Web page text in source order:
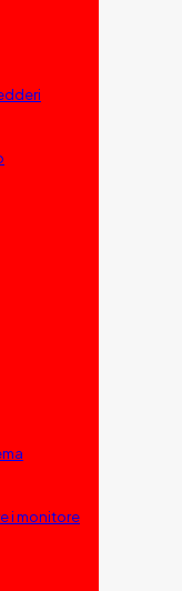
i monitore